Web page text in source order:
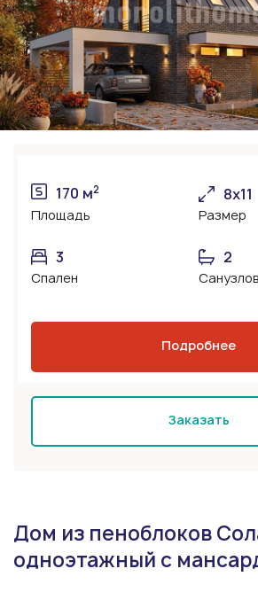
170 м2
Площадь
8x11
Размер
3
Спален
2
Санузлов
Подробнее
Заказать
Дом из пеноблоков
одноэтажный с